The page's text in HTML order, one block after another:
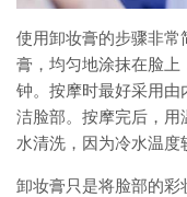
使用卸妆膏的步骤非常
膏，均匀地涂抹在脸上
钟。按摩时最好采用由
洁脸部。按摩完后，用
水清洗，因为冷水温度
卸妆膏只是将脸部的彩